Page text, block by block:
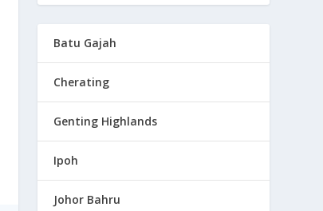
Batu Gajah
Cherating
Genting Highlands
Ipoh
Johor Bahru